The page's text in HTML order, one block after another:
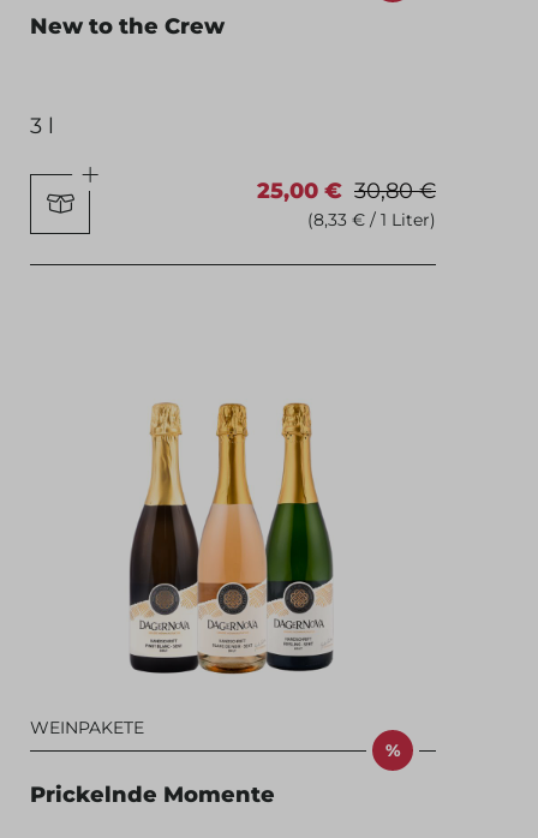
New to the Crew
3 l
25,00 € 30,80 €
(8,33 € / 1 Liter)
WEINPAKETE
%
Prickelnde Momente